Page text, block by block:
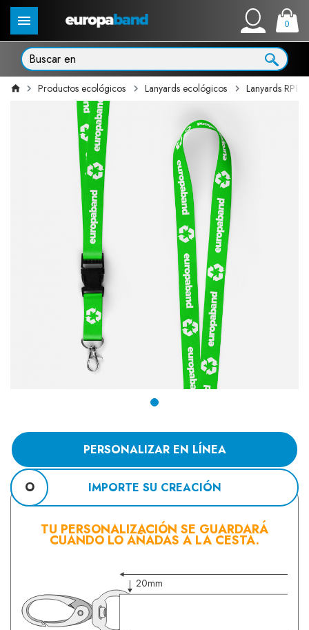
0
Productos ecológicos Lanyards ecológicos Lanyards
PERSONALIZAR EN LÍNEA
O IMPORTE SU CREACIÓN
TU PERSONALIZACIÓN SE GUARDARÁ
CUANDO LO AÑADAS A LA CESTA.
20mm